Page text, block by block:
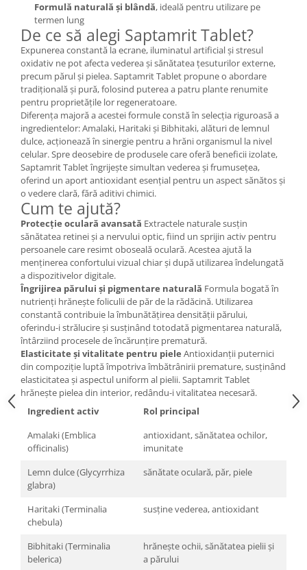
Colina
Electroliti
Produse Apicole
Cacao
Formulă naturală și blândă, ideală pentru utilizare pe
termen lung
De ce să alegi Saptamrit Tablet?
Expunerea constantă la ecrane, iluminatul artificial și stresul
oxidativ ne pot afecta vederea și sănătatea țesuturilor externe,
precum părul și pielea. Saptamrit Tablet propune o abordare
tradițională și pură, folosind puterea a patru plante renumite
pentru proprietățile lor regeneratoare.
Diferența majoră a acestei formule constă în selecția riguroasă a
ingredientelor: Amalaki, Haritaki și Bibhitaki, alături de lemnul
dulce, acționează în sinergie pentru a hrăni organismul la nivel
celular. Spre deosebire de produsele care oferă beneficii izolate,
Saptamrit Tablet îngrijește simultan vederea și frumusețea,
oferind un aport antioxidant esențial pentru un aspect sănătos și
o vedere clară, fără aditivi chimici.
Cum te ajută?
Protecție oculară avansată Extractele naturale susțin
sănătatea retinei și a nervului optic, fiind un sprijin activ pentru
persoanele care resimt oboseală oculară. Acestea ajută la
menținerea confortului vizual chiar și după utilizarea îndelungată
a dispozitivelor digitale.
Îngrijirea părului și pigmentare naturală Formula bogată în
nutrienți hrănește foliculii de păr de la rădăcină. Utilizarea
constantă contribuie la îmbunătățirea densității părului,
oferindu-i strălucire și susținând totodată pigmentarea naturală,
întârziind procesele de încărunțire prematură.
Elasticitate și vitalitate pentru piele Antioxidanții puternici
din compoziție luptă împotriva îmbătrânirii premature, susținând
elasticitatea și aspectul uniform al pielii. Saptamrit Tablet
hrănește pielea din interior, redându-i vitalitatea necesară.
Ingredient activ
Rol principal
Amalaki (Emblica
officinalis)
antioxidant, sănătatea ochilor,
imunitate
Lemn dulce (Glycyrrhiza
glabra)
sănătate oculară, păr, piele
Haritaki (Terminalia
chebula)
susține vederea, antioxidant
Bibhitaki (Terminalia
belerica)
hrănește ochii, sănătatea pielii și
a părului